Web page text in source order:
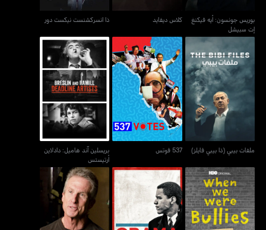
بوريس جونسون: أيه فيكنغ
إت سبيشل
كلاس ديفايد ذا انسركشنست نيكست دور
ملفات بيبي (ذا بيبي فايلز)
ملفات بيبي (ذا بيبي فايلز)
537 فوتس
537 فوتس
بريسلين آند هاميل: دادلاين
أرتيستس
بريسلين آند هاميل: دادلاين
أرتيستس
وين وي وير بوليز
أوباما: إن برسوت أوف ايه
مور بيرفكت يونيون
توكسيك هوت سيت